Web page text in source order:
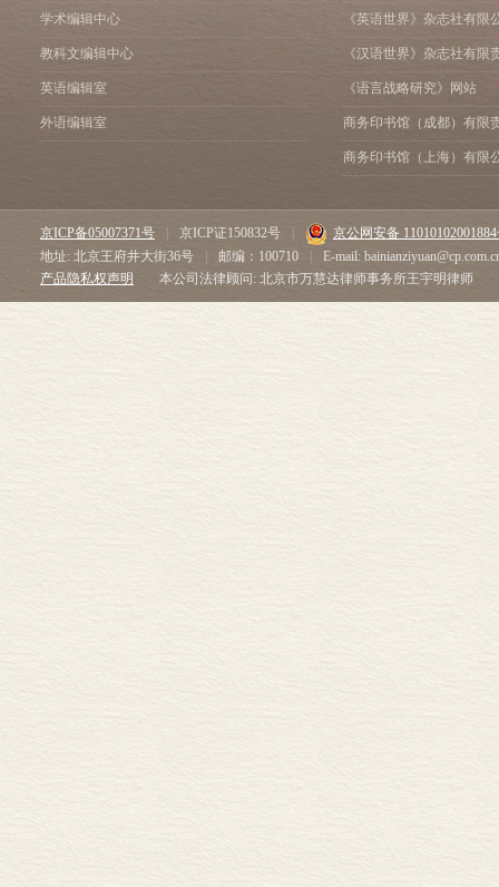
学术编辑中心
教科文编辑中心
英语编辑室
外语编辑室
《英语世界》杂志社有限
《汉语世界》杂志社有限
《语言战略研究》网站
商务印书馆（成都）有限
商务印书馆（上海）有限
京ICP备05007371号 京ICP证150832号
京公网安备
地址: 北京王府井大街36号
邮编：100710
E-mail:
产品隐私权声明
本公司法律顾问: 北京市万慧达律师事务所王宇明律师